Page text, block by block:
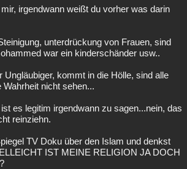
irgendwann weißt du vorher was darin
unterdrückung von Frauen, sind
war ein kinderschänder usw..
Ungläubiger, kommt in die Hölle, sind alle
nicht sehen...
es legitim irgendwann zu sagen...nein, das
reinziehn.
TV Doku über den Islam und denkst
IST MEINE RELIGION JA DOCH